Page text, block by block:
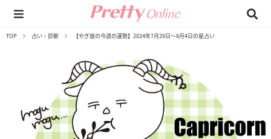
TOP 占い・診断 【やぎ座の今週の運勢】2024年7月29日～8月4日の星占い